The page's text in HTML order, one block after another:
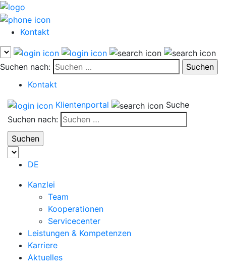
Kontakt
Suchen nach:
Kontakt
Klientenportal
Suche
Suchen nach:
DE
Kanzlei
Team
Kooperationen
Servicecenter
Leistungen & Kompetenzen
Karriere
Aktuelles